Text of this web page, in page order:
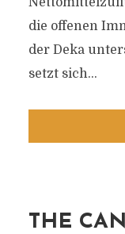
die offenen
der Deka
setzt sich...
THE